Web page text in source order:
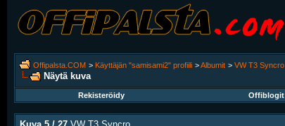
Offipalsta.COM > Käyttäjän "samisami2" profiili >Albumit > VW T3 Syncro
Näytä kuva
Rekisteröidy
Offiblogit